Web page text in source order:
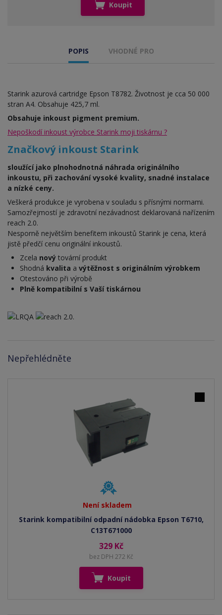
Koupit
POPIS VHODNÉ PRO
Starink azurová cartridge Epson T8782. Životnost je cca 50 000
stran A4. Obsahuje 425,7 ml.
Obsahuje inkoust pigment premium.
Nepoškodí inkoust výrobce Starink moji tiskárnu ?
Značkový inkoust Starink
sloužící jako plnohodnotná náhrada originálního
inkoustu, při zachování vysoké kvality, snadné instalace
a nízké ceny.
Veškerá produkce je vyrobena v souladu s přísnými normami.
Samozřejmostí je zdravotní nezávadnost deklarovaná nařízením
reach 2.0.
Nesporně největším benefitem inkoustů Starink je cena, která
jistě předčí cenu originální inkoustů.
Zcela nový tovární produkt
Shodná kvalita a výtěžnost s originálním výrobkem
Otestováno při výrobě
Plně kompatibilní s Vaší tiskárnou
Nepřehlédněte
Není skladem
Starink kompatibilní odpadní nádobka Epson T6710,
C13T671000
329 Kč
bez DPH 272 Kč
Koupit